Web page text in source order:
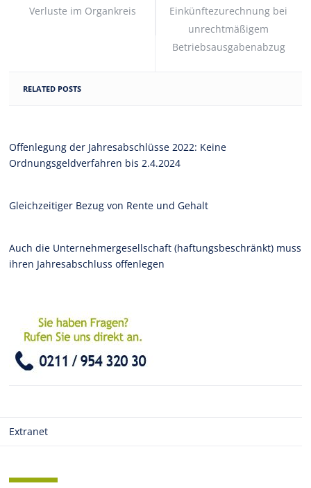
Verluste im Organkreis
Einkünftezurechnung bei
unrechtmäßigem
Betriebsausgabenabzug
RELATED POSTS
Offenlegung der Jahresabschlüsse 2022: Keine
Ordnungsgeldverfahren bis 2.4.2024
Gleichzeitiger Bezug von Rente und Gehalt
Auch die Unternehmergesellschaft (haftungsbeschränkt) muss
ihren Jahresabschluss offenlegen
Extranet